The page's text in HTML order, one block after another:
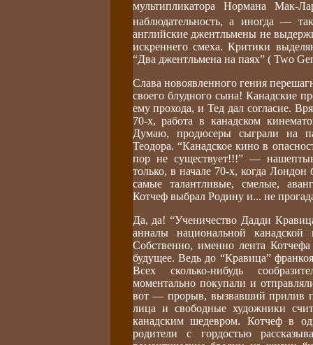
мультипликатора Нормана Мак-
наблюдательность, а иногда —
английские джентльмены не
искреннего смеха. Критики
“Два джентльмена на паях” ( Two
Слава новоявленного гения
своего блудного сына! Канадские
ему прохода, и Тед дал согласие.
70-х, работа в канадском
Думаю, продюсеры сыграли на
Теодора. “Канадское кино в
пор не существует!!!” —
только, в начале 70-х, когда
самые талантливые, смелые,
Котчеф выбрал Родину и... не
Да, да! “Ученичество Дадди
анналы национальной
Собственно, именно лента
будущее. Ведь до “Кравица”
Всех сколько-нибудь
моментально покупали и
вот — прорыв, вызвавший прилив
лица и свободные художники
канадским шедевром. Котчеф в
родители с гордостью